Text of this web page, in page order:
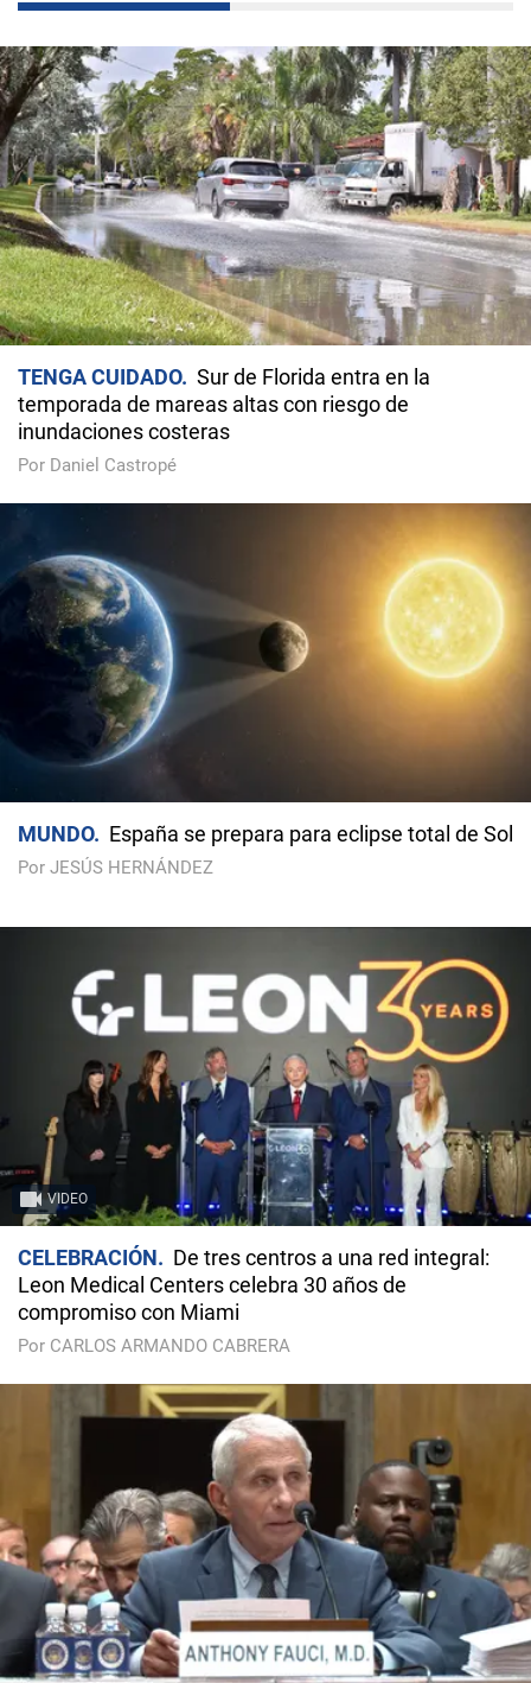
TENGA CUIDADO
Sur de Florida entra en la
temporada de mareas altas con riesgo de
inundaciones costeras
Por Daniel Castropé
MUNDO España se prepara para eclipse total de Sol
Por JESÚS HERNÁNDEZ
VIDEO
CELEBRACIÓN
De tres centros a una red integral:
Leon Medical Centers celebra 30 años de
compromiso con Miami
Por CARLOS ARMANDO CABRERA